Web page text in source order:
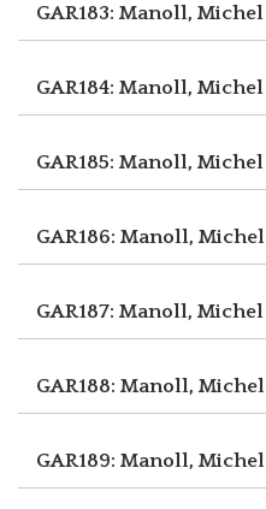
GAR183: Manoll, Michel
GAR184: Manoll, Michel
GAR185: Manoll, Michel
GAR186: Manoll, Michel
GAR187: Manoll, Michel
GAR188: Manoll, Michel
GAR189: Manoll, Michel